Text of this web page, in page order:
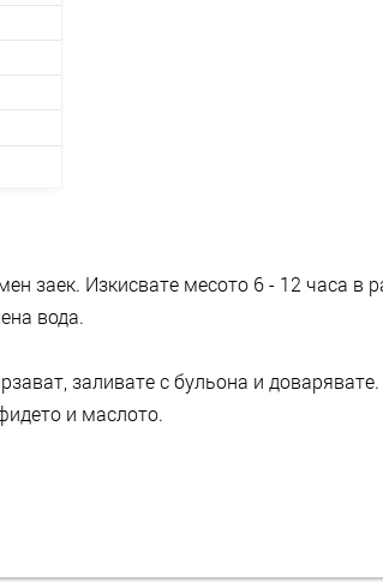
заек. Изкисвате месото 6 - 12 часа в
вода.
заливате с бульона и
и маслото.